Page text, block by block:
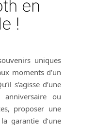
en
!
uniques
moments d’un
s’agisse d’une
anniversaire ou
proposer une
garantie d’une